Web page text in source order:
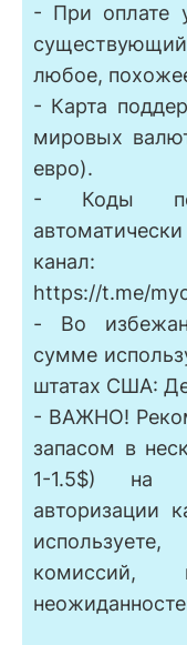
- При оплате
любое,
- Карта
мировых
евро).
- Коды
канал:
https://t.me/
- Во
сумме
штатах США:
- ВАЖНО!
запасом в
1-1.5$) на
авторизации
комиссий,